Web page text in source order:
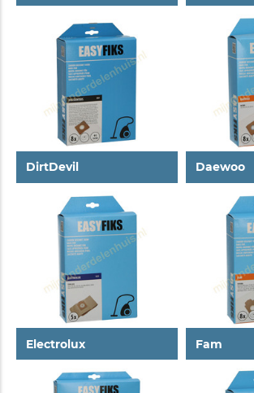
DirtDevil Daewoo
Electrolux Fam